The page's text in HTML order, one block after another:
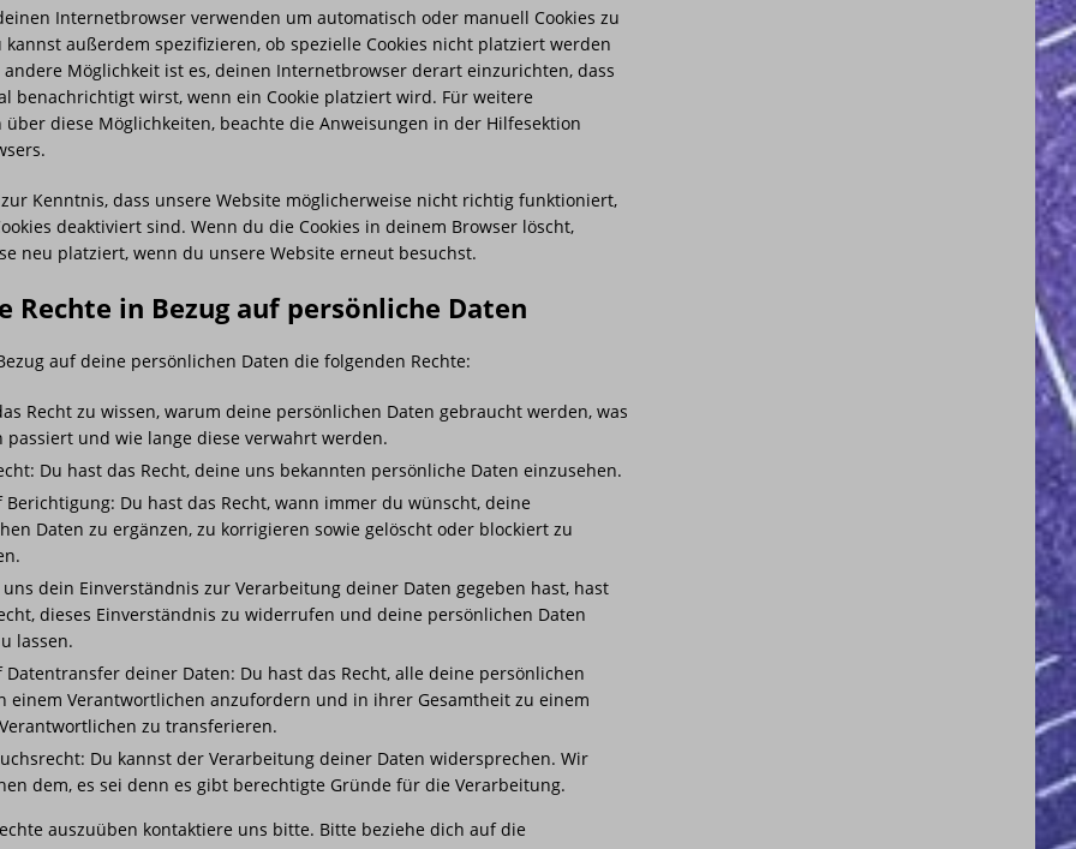
Internetbrowser verwenden um automatisch oder manuell Cookies zu
kannst außerdem spezifizieren, ob spezielle Cookies nicht platziert werden
andere Möglichkeit ist es, deinen Internetbrowser derart einzurichten, dass
benachrichtigt wirst, wenn ein Cookie platziert wird. Für weitere
diese Möglichkeiten, beachte die Anweisungen in der Hilfesektion
Kenntnis, dass unsere Website möglicherweise nicht richtig funktioniert,
deaktiviert sind. Wenn du die Cookies in deinem Browser löscht,
neu platziert, wenn du unsere Website erneut besuchst.
Rechte in Bezug auf persönliche Daten
auf deine persönlichen Daten die folgenden Rechte:
Recht zu wissen, warum deine persönlichen Daten gebraucht werden, was
passiert und wie lange diese verwahrt werden.
Du hast das Recht, deine uns bekannten persönliche Daten einzusehen.
Berichtigung: Du hast das Recht, wann immer du wünscht, deine
Daten zu ergänzen, zu korrigieren sowie gelöscht oder blockiert zu
dein Einverständnis zur Verarbeitung deiner Daten gegeben hast, hast
dieses Einverständnis zu widerrufen und deine persönlichen Daten
lassen.
Datentransfer deiner Daten: Du hast das Recht, alle deine persönlichen
einem Verantwortlichen anzufordern und in ihrer Gesamtheit zu einem
zu transferieren.
Du kannst der Verarbeitung deiner Daten widersprechen. Wir
dem, es sei denn es gibt berechtigte Gründe für die Verarbeitung.
auszuüben kontaktiere uns bitte. Bitte beziehe dich auf die